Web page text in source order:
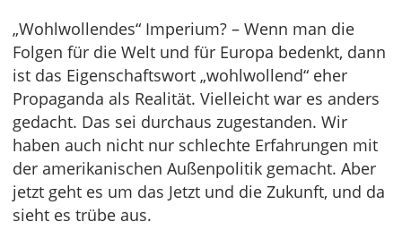
„Wohlwollendes“ Imperium? – Wenn man die
Folgen für die Welt und für Europa bedenkt, dann
ist das Eigenschaftswort „wohlwollend“ eher
Propaganda als Realität. Vielleicht war es anders
gedacht. Das sei durchaus zugestanden. Wir
haben auch nicht nur schlechte Erfahrungen mit
der amerikanischen Außenpolitik gemacht. Aber
jetzt geht es um das Jetzt und die Zukunft, und da
sieht es trübe aus.